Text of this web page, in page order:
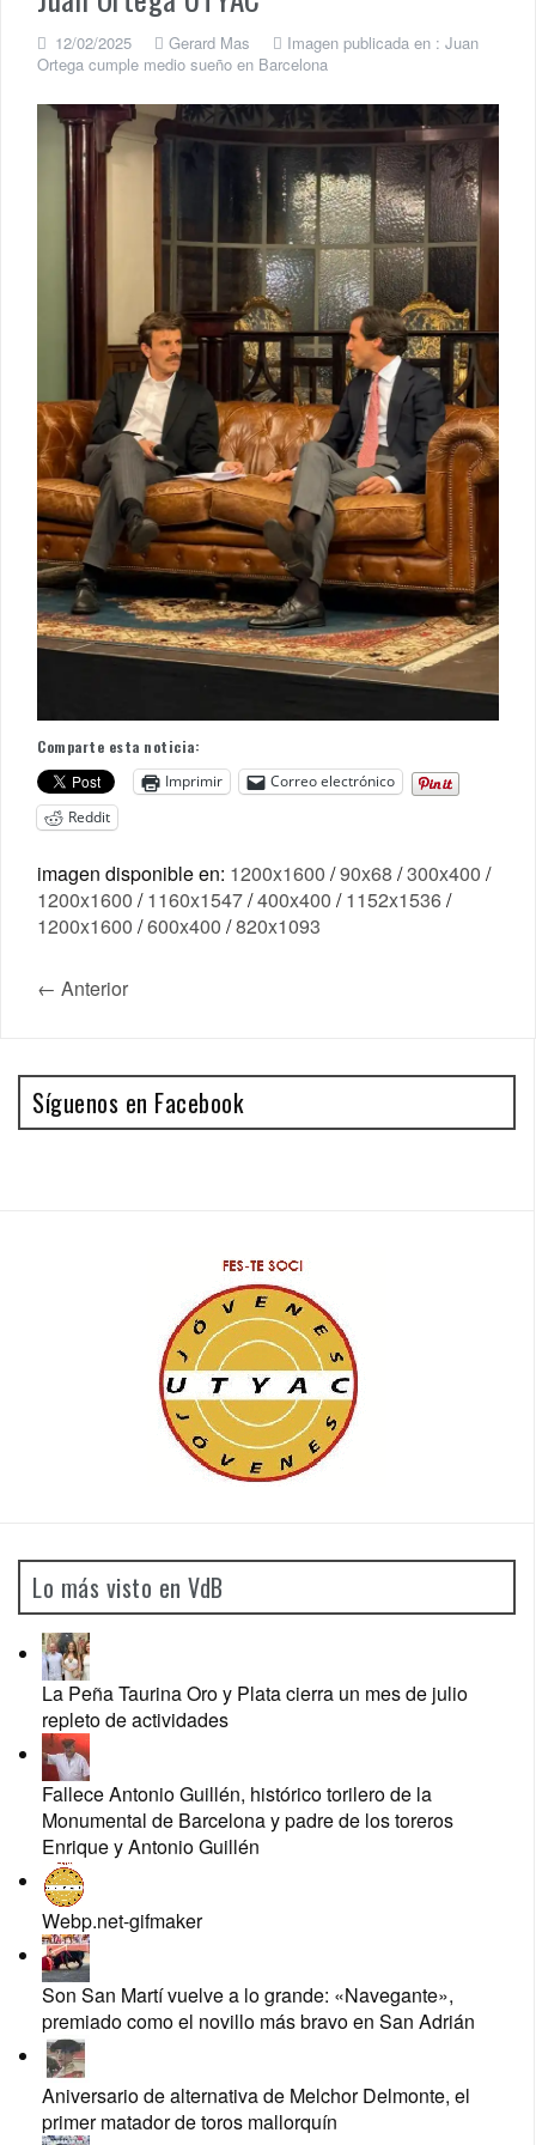
12/02/2025 Gerard Mas Imagen publicada en : Juan
Ortega cumple medio sueño en Barcelona
Comparte esta noticia:
Imprimir
Correo electrónico
Reddit
imagen disponible en: 1200x1600 /90x68 /300x400 /
1200x1600 /1160x1547/400x400 /1152x1536/
1200x1600 /600x400 /820x1093
← Anterior
Síguenos en Facebook
Lo más visto en VdB
La Peña Taurina Oro y Plata cierra un mes de julio
repleto de actividades
Fallece Antonio Guillén, histórico torilero de la
Monumental de Barcelona y padre de los toreros
Enrique y Antonio Guillén
Webp.net-gifmaker
Son San Martí vuelve a lo grande: «Navegante»,
premiado como el novillo más bravo en San Adrián
Aniversario de alternativa de Melchor Delmonte, el
primer matador de toros mallorquín